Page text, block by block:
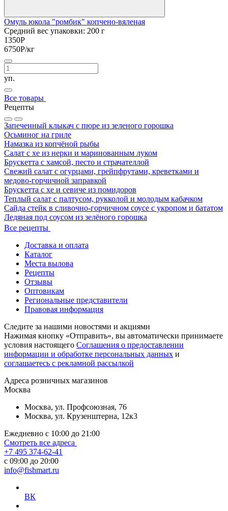
Омуль юкола "ромбик" копчено-вяленая
Средний вес упаковки: 200 г
1350Р
6750Р/кг
уп.
Все товары
Рецепты
Запеченный клыкач с пюре из зеленого горошка
Осьминог на гриле
Намазка из копчёной рыбы
Салат с хе из нерки и маринованным луком
Брускетта с хамсой, песто и страчателлой
Свежий салат с огурцами, грейпфрутами, креветками и
медово-горчичной заправкой
Брускетта с хе и севиче из помидоров
Теплый салат с палтусом, рукколой и молодым кабачком
Сайда стейк в сливочно-горчичном соусе с укропом и бататом
Ледяная под соусом из зелёного горошка
Все рецепты
Доставка и оплата
Каталог
Места вылова
Рецепты
Отзывы
Оптовикам
Региональные представители
Правовая информация
Следите за нашими новостями и акциями
Нажимая кнопку «Отправить», вы автоматически принимаете
условия настоящего Cоглашения о предоставлении
информации и обработке персональных данных и
соглашаетесь с рекламной рассылкой
Aдреса розничных магазинов
Москва
Москва, ул. Профсоюзная, 76
Москва, ул. Крузенштерна, 12к3
Ежедневно с 10:00 до 21:00
Смотреть все адреса
+7 495 374-62-41
c 09:00 до 20:00
info@fishmart.ru
ВК